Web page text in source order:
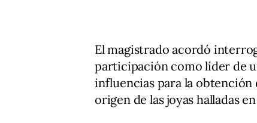
El magistrado acordó
participación como líder de
influencias para la
origen de las joyas halladas